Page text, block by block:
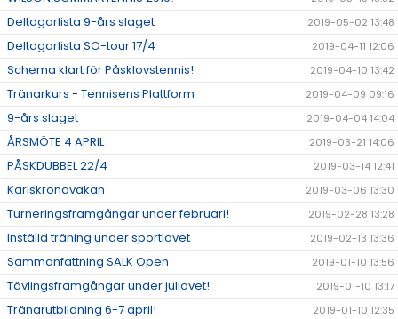
Deltagarlista 9-års slaget 2019-05-02 13:48
Deltagarlista SO-tour 17/4 2019-04-11 12:06
Schema klart för Påsklovstennis! 2019-04-10 13:42
Tränarkurs - Tennisens Plattform 2019-04-09 09:16
9-års slaget 2019-04-04 14:04
ÅRSMÖTE 4 APRIL 2019-03-21 14:06
PÅSKDUBBEL 22/4 2019-03-14 12:41
Karlskronavakan 2019-03-06 13:30
Turneringsframgångar under februari! 2019-02-28 13:28
Inställd träning under sportlovet 2019-02-13 13:36
Sammanfattning SALK Open 2019-01-10 13:56
Tävlingsframgångar under jullovet! 2019-01-10 13:17
Tränarutbildning 6-7 april! 2019-01-10 12:35